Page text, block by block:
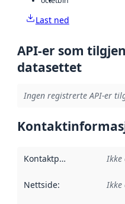
Last ned
API-er som
datasettet
Ingen registrerte API-er
Kontaktpunkt Ikke
Nettside: Ikke